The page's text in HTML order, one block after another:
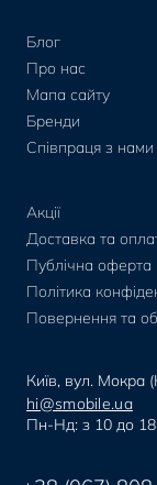
Блог
Про нас
Мапа сайту
Бренди
Співпраця з нами
Акції
Доставка та
Публічна оферта
Політика
Повернення та
Київ, вул. Мокра
hi@smobile.ua
Пн-Нд: з 10 до 18